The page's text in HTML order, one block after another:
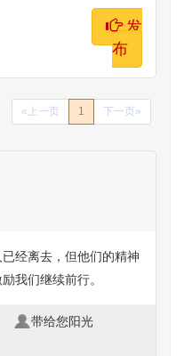
发
布
«上一页 1 下一页»
经离去，但他们的精神
我们继续前行。
带给您阳光